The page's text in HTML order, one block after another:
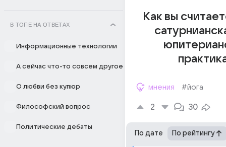
В ТОПЕ НА ОТВЕТАХ
Информационные технологии
А сейчас что-то совсем другое
О любви без купюр
Философский вопрос
Политические дебаты
Как вы
мнения #йога
2 30
По дате По рейтингу